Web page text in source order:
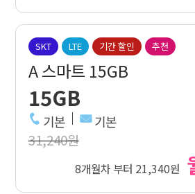
SKT LTE 기간 할인 추천
A 스마트 15GB
15GB
기본 기본
31,240원
8개월차 부터 21,340원